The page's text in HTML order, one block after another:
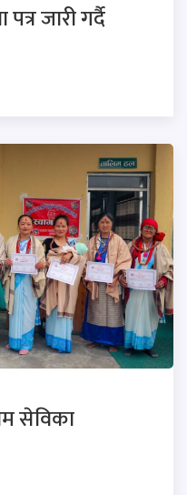
जारी गर्दै
सेविका